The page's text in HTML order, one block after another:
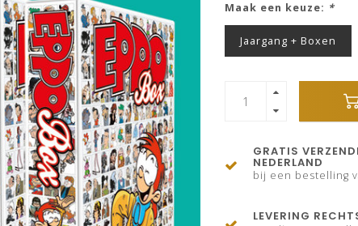
Maak een keuze: *
Jaargang + Boxen
GRATIS
NEDERLAND
bij een bestelling
LEVERING